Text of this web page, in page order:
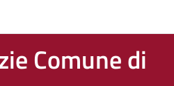
Comune di